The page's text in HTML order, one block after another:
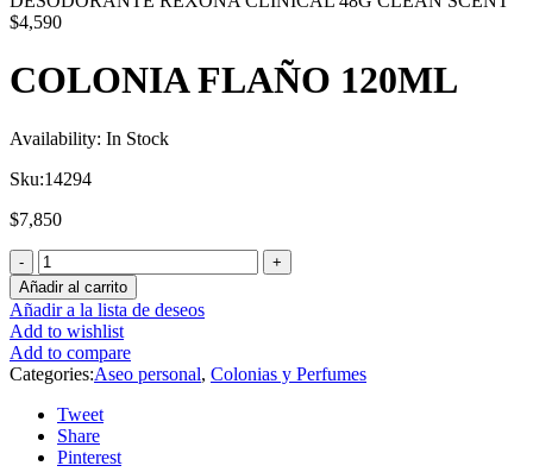
$4,590
COLONIA FLAÑO 120ML
Availability: In Stock
Sku:14294
$7,850
Añadir al carrito
Añadir a la lista de deseos
Add to wishlist
Add to compare
Categories:Aseo personal, Colonias y Perfumes
Tweet
Share
Pinterest